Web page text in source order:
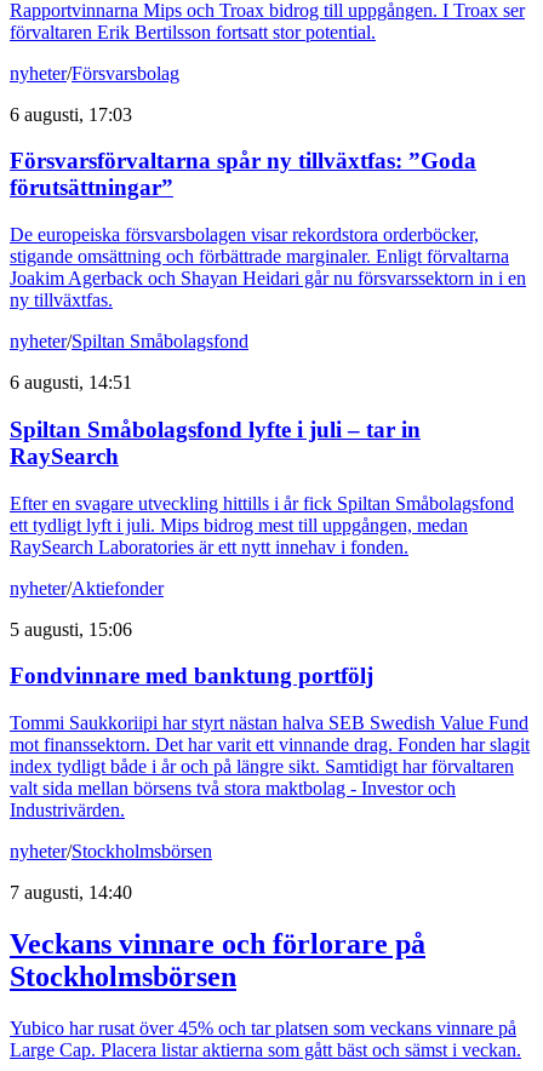
Rapportvinnarna Mips och Troax bidrog till uppgången. I Troax ser
förvaltaren Erik Bertilsson fortsatt stor potential.
nyheter/Försvarsbolag
6 augusti, 17:03
Försvarsförvaltarna spår ny tillväxtfas: ”Goda
förutsättningar”
De europeiska försvarsbolagen visar rekordstora orderböcker,
stigande omsättning och förbättrade marginaler. Enligt förvaltarna
Joakim Agerback och Shayan Heidari går nu försvarssektorn in i en
ny tillväxtfas.
nyheter/Spiltan Småbolagsfond
6 augusti, 14:51
Spiltan Småbolagsfond lyfte i juli – tar in
RaySearch
Efter en svagare utveckling hittills i år fick Spiltan Småbolagsfond
ett tydligt lyft i juli. Mips bidrog mest till uppgången, medan
RaySearch Laboratories är ett nytt innehav i fonden.
nyheter/Aktiefonder
5 augusti, 15:06
Fondvinnare med banktung portfölj
Tommi Saukkoriipi har styrt nästan halva SEB Swedish Value Fund
mot finanssektorn. Det har varit ett vinnande drag. Fonden har slagit
index tydligt både i år och på längre sikt. Samtidigt har förvaltaren
valt sida mellan börsens två stora maktbolag - Investor och
Industrivärden.
nyheter/Stockholmsbörsen
7 augusti, 14:40
Veckans vinnare och förlorare på
Stockholmsbörsen
Yubico har rusat över 45% och tar platsen som veckans vinnare på
Large Cap. Placera listar aktierna som gått bäst och sämst i veckan.